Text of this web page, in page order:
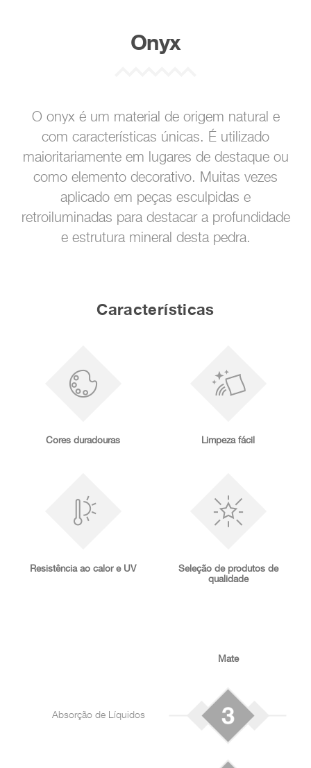
Onyx
O onyx é um material de origem natural e
com características únicas. É utilizado
maioritariamente em lugares de destaque ou
como elemento decorativo. Muitas vezes
aplicado em peças esculpidas e
retroiluminadas para destacar a profundidade
e estrutura mineral desta pedra.
Características
Cores duradouras Limpeza fácil
Resistência ao calor e UV
Seleção de produtos de
qualidade
Mate
Absorção de Líquidos